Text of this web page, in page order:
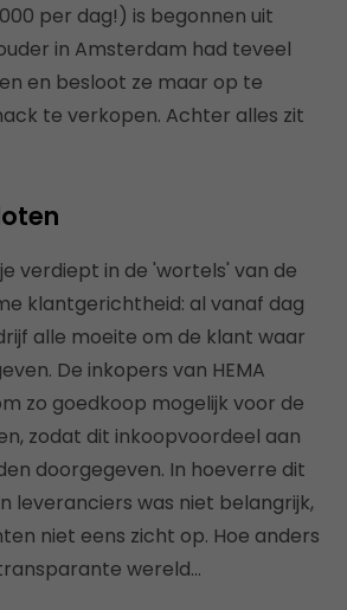
per dag!) is begonnen uit
in Amsterdam had teveel
en besloot ze maar op te
te verkopen. Achter alles zit
verdiept in de 'wortels' van de
klantgerichtheid: al vanaf dag
alle moeite om de klant waar
De inkopers van HEMA
zo goedkoop mogelijk voor de
zodat dit inkoopvoordeel aan
doorgegeven. In hoeverre dit
leveranciers was niet belangrijk,
niet eens zicht op. Hoe anders
wereld…